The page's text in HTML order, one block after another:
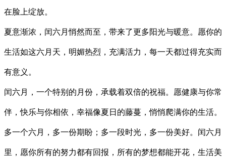
在脸上绽放。
夏意渐浓，闰六月悄然而至，带来了更多阳光与暖意。愿你的
生活如这六月天，明媚热烈，充满活力，每一天都过得充实而
有意义。
闰六月，一个特别的月份，承载着双倍的祝福。愿健康与你常
伴，快乐与你相依，幸福像夏日的藤蔓，悄悄爬满你的生活。
多一个六月，多一份期盼；多一段时光，多一份美好。闰六月
里，愿你所有的努力都有回报，所有的梦想都能开花，生活美